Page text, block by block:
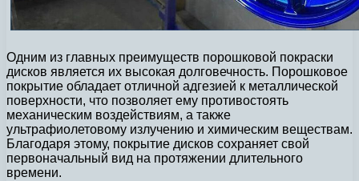
Одним из главных преимуществ порошковой покраски
дисков является их высокая долговечность. Порошковое
покрытие обладает отличной адгезией к металлической
поверхности, что позволяет ему противостоять
механическим воздействиям, а также
ультрафиолетовому излучению и химическим веществам.
Благодаря этому, покрытие дисков сохраняет свой
первоначальный вид на протяжении длительного
времени.